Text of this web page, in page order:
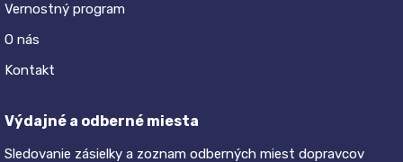
Vernostný program
O nás
Kontakt
Výdajné a odberné miesta
Sledovanie zásielky a zoznam odberných miest dopravcov